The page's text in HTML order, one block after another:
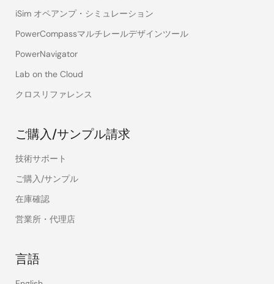
iSim オペアンプ・シミュレーション
PowerCompassマルチレールデザインツール
PowerNavigator
Lab on the Cloud
クロスリファレンス
ご購入/サンプル請求
技術サポート
ご購入/サンプル
在庫確認
営業所・代理店
言語